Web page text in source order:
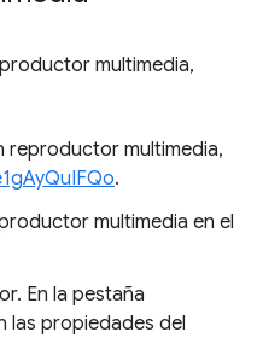
multimedia,
reproductor multimedia,
.
multimedia en el
En la pestaña
las propiedades del